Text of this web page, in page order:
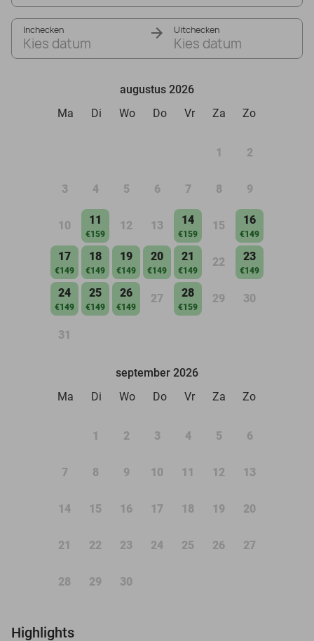
Inchecken
Kies datum
Uitchecken
Kies datum
augustus 2026
Ma
Di Wo Do Vr Za Zo
1 2
3 4 5 6 7 8 9
10 11
€159
12 13 14
€159
15 16
€149
17
€149
18
€149
19
€149
20
€149
21
€149
22 23
€149
24
€149
25
€149
26
€149
27 28
€159
29 30
31
september 2026
Ma
Di Wo Do Vr Za Zo
1 2 3 4 5 6
7 8 9 10 11 12 13
14 15 16 17 18 19 20
21 22 23 24 25 26 27
28 29 30
Highlights